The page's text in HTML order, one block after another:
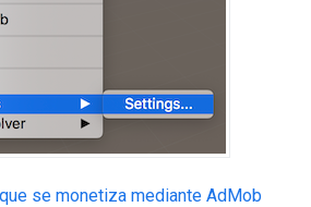
se monetiza mediante AdMob